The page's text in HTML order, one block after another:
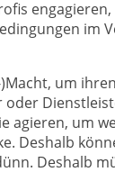
um
um
Deshalb
Deshalb